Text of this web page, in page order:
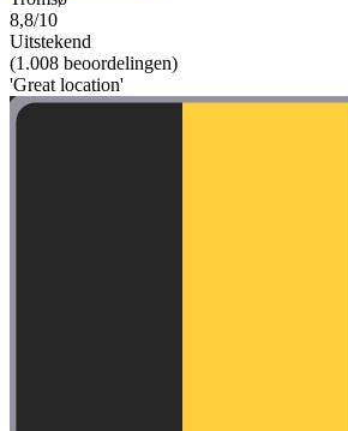
8,8/10
Uitstekend
(1.008 beoordelingen)
'Great location'